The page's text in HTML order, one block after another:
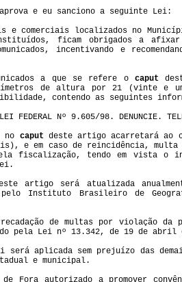
e eu sanciono a seguinte Lei:
e comerciais localizados no
ficam obrigados a
incentivando e
a que se refere ocaput
de altura por 21 (vinte e
contendo as seguintes
LEI FEDERAL Nº 9.605/98. DENUNCIE.
no caput deste artigo acarretará ao
e em caso de reincidência,
fiscalização, tendo em vista o
artigo será atualizada
pelo Instituto Brasileiro de
de multas por violação da
pela Lei nº 13.342, de 19 de abril
aplicada sem prejuízo das
e municipal.
autorizado a promover